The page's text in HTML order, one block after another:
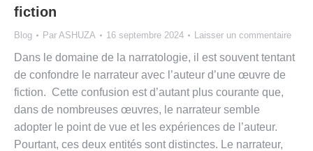
fiction
Blog Par ASHUZA 16 septembre 2024 Laisser un commentaire
Dans le domaine de la narratologie, il est souvent tentant
de confondre le narrateur avec l’auteur d’une œuvre de
fiction. Cette confusion est d’autant plus courante que,
dans de nombreuses œuvres, le narrateur semble
adopter le point de vue et les expériences de l’auteur.
Pourtant, ces deux entités sont distinctes. Le narrateur,